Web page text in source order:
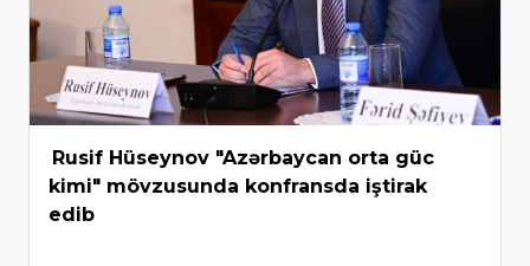
Rusif Hüseynov "Azərbaycan orta güc
kimi" mövzusunda konfransda iştirak
edib